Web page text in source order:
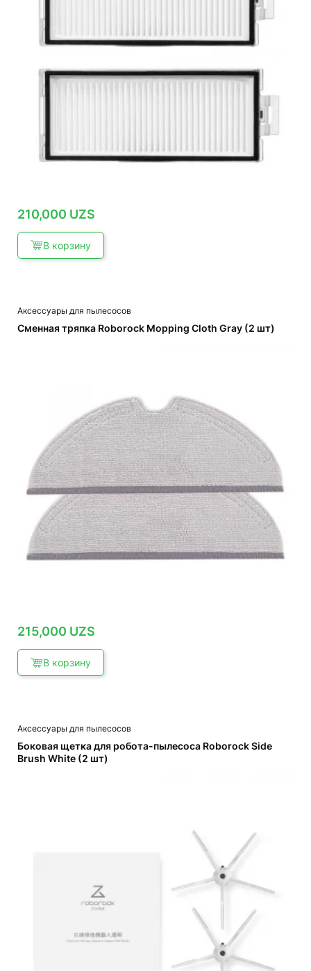
210,000 UZS
В корзину
Аксессуары для пылесосов
Сменная тряпка Roborock Mopping Cloth Gray (2 шт)
215,000 UZS
В корзину
Аксессуары для пылесосов
Боковая щетка для робота-пылесоса Roborock Side
Brush White (2 шт)